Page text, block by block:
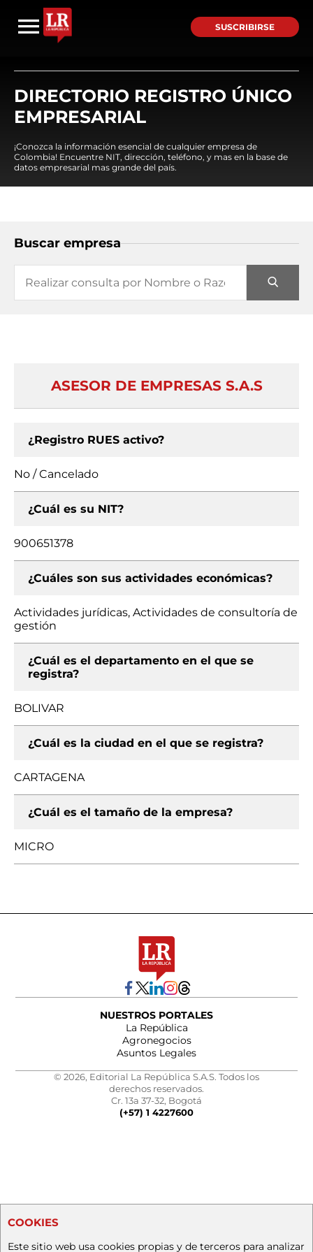
SUSCRIBIRSE
DIRECTORIO REGISTRO ÚNICO
EMPRESARIAL
¡Conozca la información esencial de cualquier empresa de
Colombia! Encuentre NIT, dirección, teléfono, y mas en la base de
datos empresarial mas grande del país.
Buscar empresa
ASESOR DE EMPRESAS S.A.S
¿Registro RUES activo?
No / Cancelado
¿Cuál es su NIT?
900651378
¿Cuáles son sus actividades económicas?
Actividades jurídicas, Actividades de consultoría de
gestión
¿Cuál es el departamento en el que se
registra?
BOLIVAR
¿Cuál es la ciudad en el que se registra?
CARTAGENA
¿Cuál es el tamaño de la empresa?
MICRO
NUESTROS PORTALES
La República
Agronegocios
Asuntos Legales
© 2026, Editorial La República S.A.S. Todos los
derechos reservados.
Cr. 13a 37-32, Bogotá
(+57) 1 4227600
COOKIES
Este sitio web usa cookies propias y de terceros para analizar